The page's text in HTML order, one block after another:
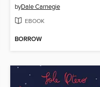
byDale Carnegie
EBOOK
BORROW